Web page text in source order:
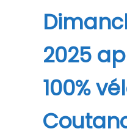
2025
100%